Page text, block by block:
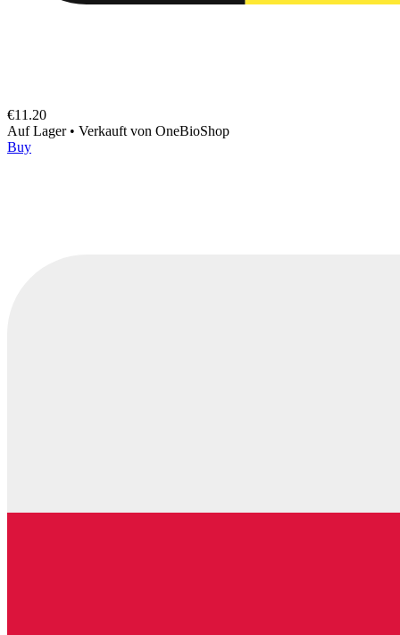
€11.20
Auf Lager • Verkauft von OneBioShop
Buy